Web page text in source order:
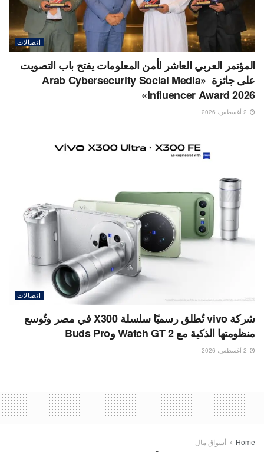
اتصالات
المؤتمر العربي العاشر لأمن المعلومات يفتح باب التصويت
على جائزة «Arab Cybersecurity Social Media
Influencer Award 2026»
اتصالات
شركة vivo تُطلق رسميًا سلسلة X300 في مصر وتُوسع
منظومتها الذكية مع Watch GT 2 وBuds Pro
Home أسواق مال